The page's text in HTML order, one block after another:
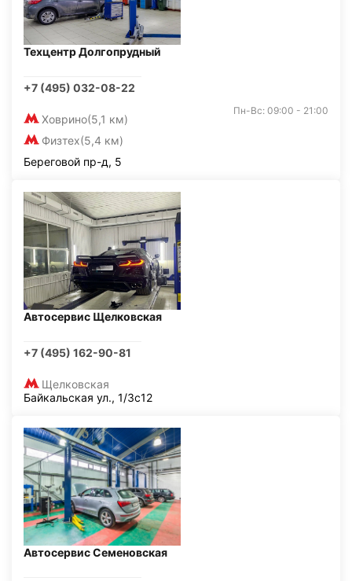
Техцентр Долгопрудный
+7 (495) 032-08-22
Ховрино(5,1 км)
Физтех(5,4 км)
Пн-Вс: 09:00 - 21:00
Береговой пр-д, 5
Автосервис Щелковская
+7 (495) 162-90-81
Щелковская
Байкальская ул., 1/3с12
Автосервис Семеновская